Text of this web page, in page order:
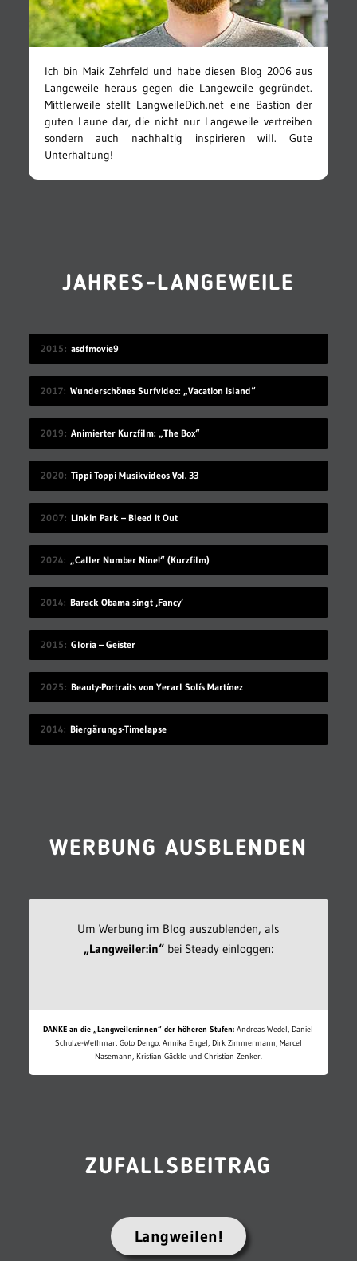
Ich bin Maik Zehrfeld und habe diesen Blog 2006 aus
Langeweile heraus gegen die Langeweile gegründet.
Mittlerweile stellt LangweileDich.net eine Bastion der
guten Laune dar, die nicht nur Langeweile vertreiben
sondern auch nachhaltig inspirieren will. Gute
Unterhaltung!
JAHRES-LANGEWEILE
2015 asdfmovie9
2017 Wunderschönes Surfvideo: „Vacation Island“
2019 Animierter Kurzfilm: „The Box“
2020 Tippi Toppi Musikvideos Vol. 33
2007 Linkin Park – Bleed It Out
2024 „Caller Number Nine!“ (Kurzfilm)
2014 Barack Obama singt ‚Fancy‘
2015 Gloria – Geister
2025 Beauty-Portraits von Yerarl Solís Martínez
2014 Biergärungs-Timelapse
WERBUNG AUSBLENDEN
Um Werbung im Blog auszublenden, als
„Langweiler:in“bei Steady einloggen:
DANKE an die „Langweiler:innen“ der höheren Stufen: Andreas Wedel, Daniel
Schulze-Wethmar, Goto Dengo, Annika Engel, Dirk Zimmermann, Marcel
Nasemann, Kristian Gäckle und Christian Zenker.
ZUFALLSBEITRAG
Langweilen!